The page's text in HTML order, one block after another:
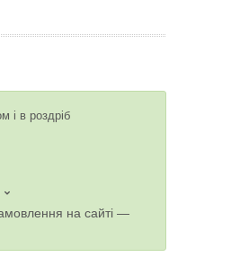
і в роздріб
на сайті —